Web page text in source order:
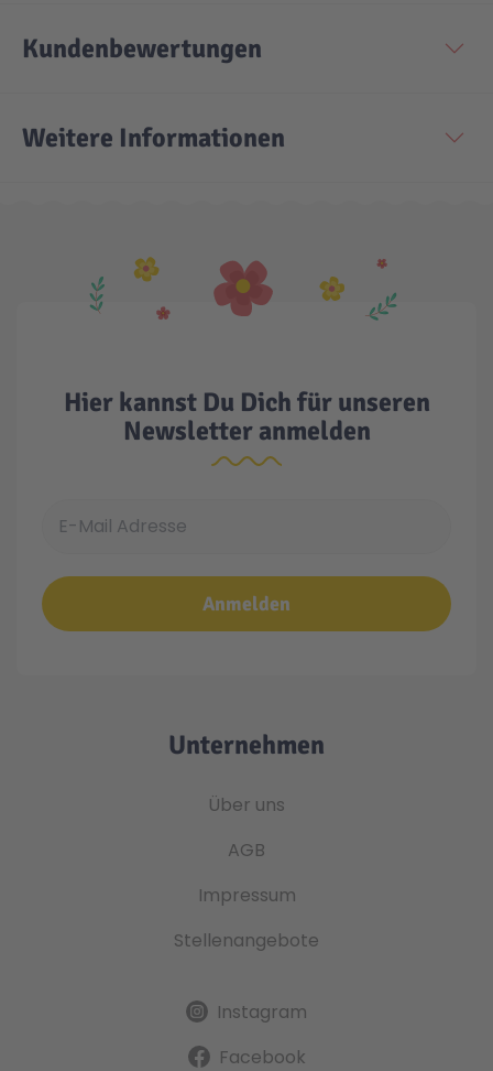
Kundenbewertungen
Weitere Informationen
Hier kannst Du Dich für unseren
Newsletter anmelden
Anmelden
Unternehmen
Über uns
AGB
Impressum
Stellenangebote
Instagram
Facebook